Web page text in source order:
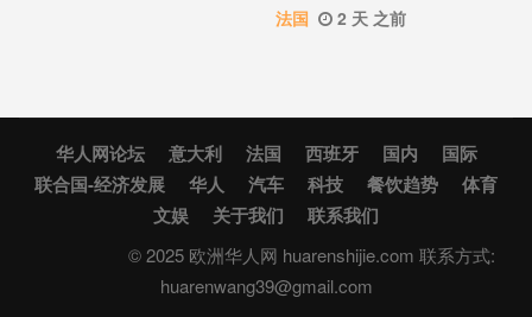
法国 2 天 之前
华人网论坛 意大利 法国 西班牙 国内
国际
联合国-经济发展
华人 汽车 科技 餐饮趋势
体育
文娱
关于我们 联系我们
© 2025 欧洲华人网 huarenshijie.com 联系方式:
huarenwang39@gmail.com